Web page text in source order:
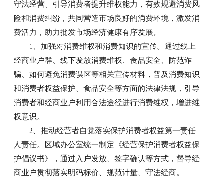
守法经营、引导消费者提升维权能力，有效规避消费风
险和消费纠纷，共同营造市场良好的消费环境，激发消
费活力，助力批发市场经济健康有序发展。
1、加强对消费维权和消费知识的宣传。通过线上
经商业户群、线下发放消费维权、食品安全、防范诈
骗、如何避免消费误区等相关宣传材料，普及消费知识
和消费者权益保护、食品安全等方面的法律法规，引导
消费者和经商业户利用合法途径进行消费维权，增进维
权意识。
2、推动经营者自觉落实保护消费者权益第一责任
人责任。区域办公室统一制定《经营保护消费者权益保
护倡议书》，通过入户发放、签字确认等方式，督导经
商业户贯彻落实明码标价、规范计量、守法经商。